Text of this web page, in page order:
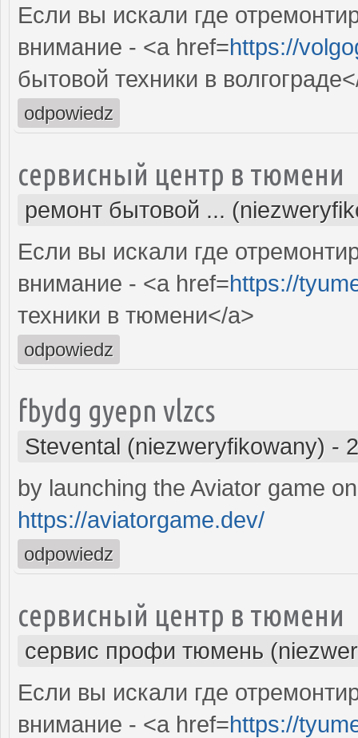
Если вы искали где
внимание - <a href=https://
бытовой техники в
odpowiedz
сервисный центр в тюмени
ремонт бытовой ...
Если вы искали где
внимание - <a href=https://
техники в тюмени</a>
odpowiedz
fbydg gyepn vlzcs
Stevental (niezweryfikowany) -
by launching the Aviator game
https://aviatorgame.dev/
odpowiedz
сервисный центр в тюмени
сервис профи тюмень
Если вы искали где
внимание - <a href=https://